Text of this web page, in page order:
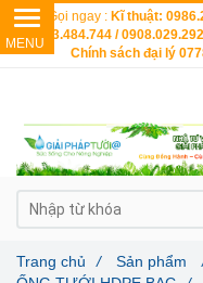
Trang chủ / Sản phẩm
Gọi ngay : Kĩ thuật:
0903.484.744 /
Chính sách đại lý